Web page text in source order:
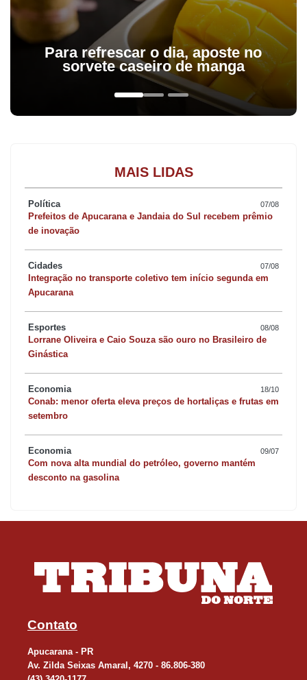
Para refrescar o dia, aposte no
sorvete caseiro de manga
MAIS LIDAS
Política 07/08
Prefeitos de Apucarana e Jandaia do Sul recebem prêmio
de inovação
Cidades 07/08
Integração no transporte coletivo tem início segunda em
Apucarana
Esportes 08/08
Lorrane Oliveira e Caio Souza são ouro no Brasileiro de
Ginástica
Economia 18/10
Conab: menor oferta eleva preços de hortaliças e frutas em
setembro
Economia 09/07
Com nova alta mundial do petróleo, governo mantém
desconto na gasolina
Contato
Apucarana - PR
Av. Zilda Seixas Amaral, 4270 - 86.806-380